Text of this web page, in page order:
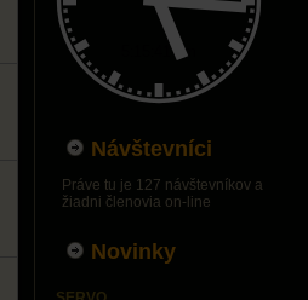
Návštevníci
Práve tu je 127 návštevníkov a
žiadni členovia on-line
Novinky